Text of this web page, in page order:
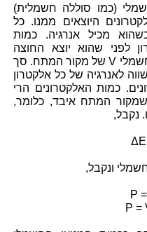
(כמו סוללה חשמלית)
היוצאים ממנו. כל
מכיל אנרגיה. כמות
לפני שהוא יוצא החוצה
ממקור המתח שווה לפוטנציאל החשמלי V של מקור המתח. סך
לאנרגיה של כל אלקטרון
כמות האלקטרונים הרי
שווה לכמות המטען החשמלי q שמקור המתח איבד, כלומר,
נקבל,
ונקבל,
P
P =